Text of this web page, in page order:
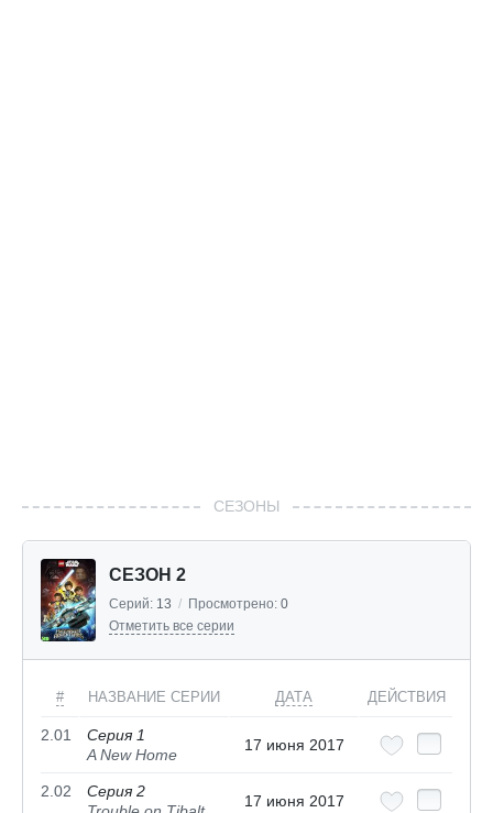
СЕЗОНЫ
СЕЗОН 2
Серий: 13 / Просмотрено: 0
Отметить все серии
# НАЗВАНИЕ СЕРИИ ДАТА ДЕЙСТВИЯ
2.01
Серия 1
A New Home
17 июня 2017
2.02
Серия 2
17 июня 2017